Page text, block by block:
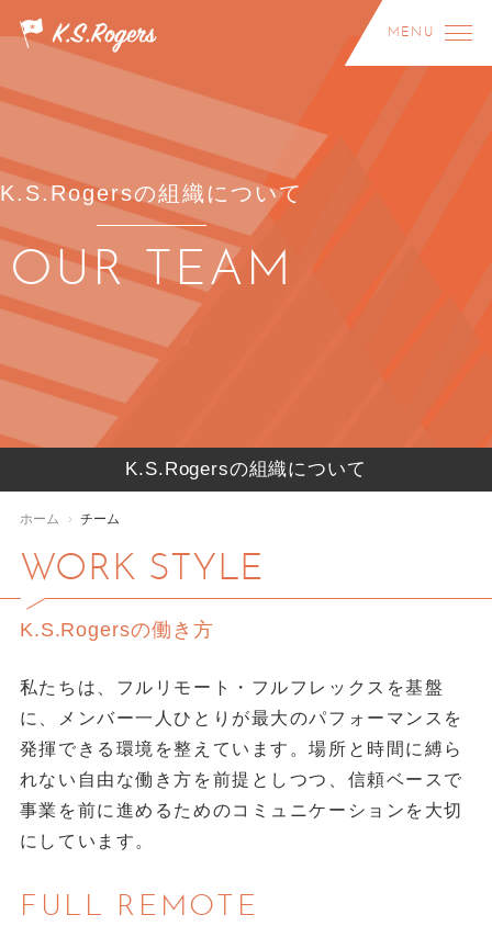
MENU
MENU
企業理念について
PHILOSOPHY
導入事例について
CASE STUDIES
事業・サービスについて
BUSINESS TEAM
採用情報について
RECRUIT
会社概要
ABOUT US
ウォンテッドリー
WANTEDLY QIITA
イベント
EVENT
プライマルハニー
K.S.Rogersの組織について
OUR TEAM
K.S.Rogersの組織について
ホーム チーム
WORK STYLE
K.S.Rogersの働き方
私たちは、フルリモート・フルフレックスを基盤
に、メンバー一人ひとりが最大のパフォーマンスを
発揮できる環境を整えています。場所と時間に縛ら
れない自由な働き方を前提としつつ、信頼ベースで
事業を前に進めるためのコミュニケーションを大切
にしています。
FULL REMOTE